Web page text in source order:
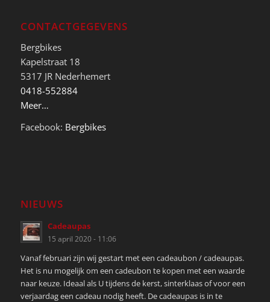
CONTACTGEGEVENS
Bergbikes
Kapelstraat 18
5317 JR Nederhemert
0418-552884
Meer…
Facebook: Bergbikes
NIEUWS
Cadeaupas
15 april 2020 - 11:06
Vanaf februari zijn wij gestart met een cadeaubon / cadeaupas.
Het is nu mogelijk om een cadeubon te kopen met een waarde
naar keuze. Ideaal als U tijdens de kerst, sinterklaas of voor een
verjaardag een cadeau nodig heeft. De cadeaupas is in te